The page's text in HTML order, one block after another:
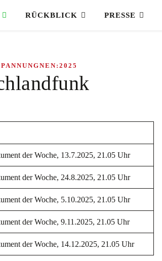
RÜCKBLICK PRESSE
der Woche, 13.7.2025, 21.05 Uhr
der Woche, 24.8.2025, 21.05 Uhr
der Woche, 5.10.2025, 21.05 Uhr
der Woche, 9.11.2025, 21.05 Uhr
der Woche, 14.12.2025, 21.05 Uhr